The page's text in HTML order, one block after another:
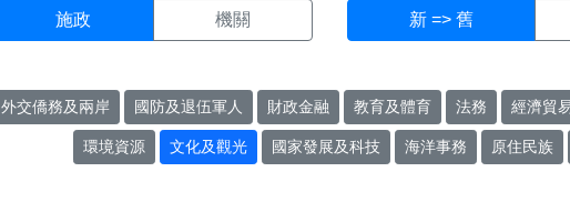
施政 機關 新 => 舊
外交僑務及兩岸 國防及退伍軍人 財政金融 教育及體育 法務 經濟貿
環境資源 文化及觀光 國家發展及科技 海洋事務 原住民族